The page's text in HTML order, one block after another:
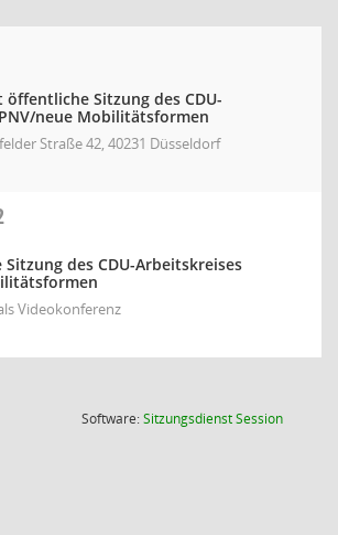
öffentliche Sitzung des CDU-
neue Mobilitätsformen
Straße 42, 40231 Düsseldorf
des CDU-Arbeitskreises
Videokonferenz
Software:SitzungsdienstSession(Wird in